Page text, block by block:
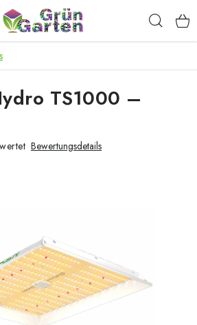
HEIMANBAU
Kaufberatung AGB
Blog
Impressum
TS1000 –
Bewertungsdetails